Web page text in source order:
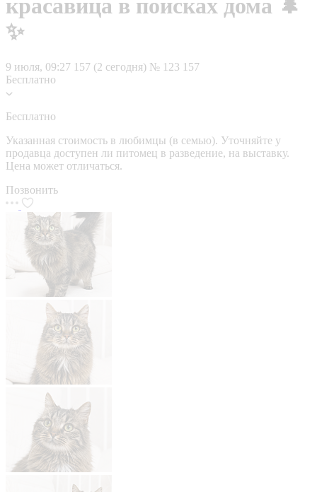
красавица в поисках дома 🌲
✨
9 июля, 09:27 157 (2 сегодня) № 123 157
Бесплатно
Бесплатно
Указанная стоимость в любимцы (в семью). Уточняйте у
продавца доступен ли питомец в разведение, на выставку.
Цена может отличаться.
Позвонить